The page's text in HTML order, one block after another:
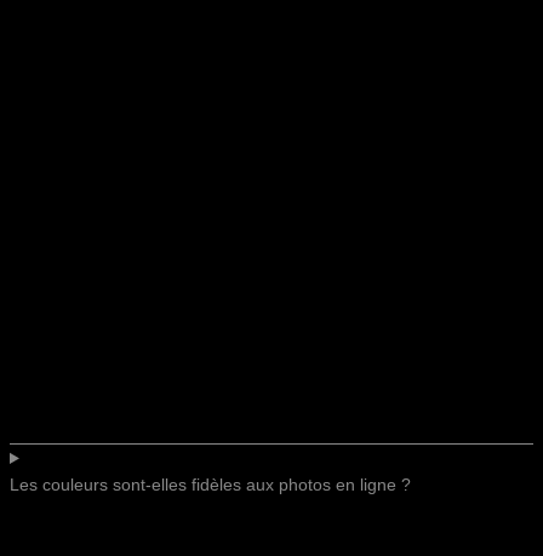
Les couleurs sont-elles fidèles aux photos en ligne ?